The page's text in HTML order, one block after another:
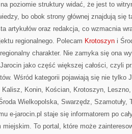
poziomie struktury widać, że jest to
bo obok strony głównej znajdują się
artykułów oraz redakcja, co wzmacnia
regionalnego. Polecam Krotoszyn i
charakter. Nie zamyka się ona
jako część większej całości, czyli
Wśród kategorii pojawiają się nie tylko
Konin, Kościan, Krotoszyn,
Wielkopolska, Swarzędz, Szamotuły,
e-jarocin.pl staje się informatorem po
miejskim. To portal, które może